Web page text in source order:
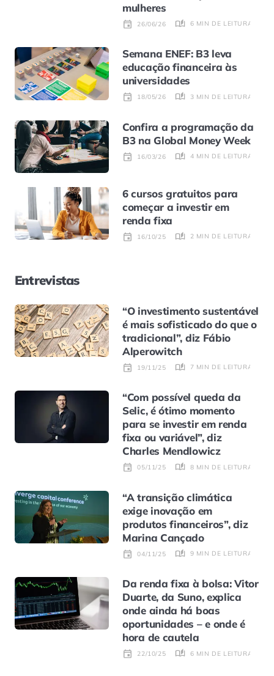
mulheres
26/06/26 6 MIN DE LEITURA
Semana ENEF: B3 leva
educação financeira às
universidades
18/05/26 3 MIN DE LEITURA
Confira a programação da
B3 na Global Money Week
16/03/26 4 MIN DE LEITURA
6 cursos gratuitos para
começar a investir em
renda fixa
16/10/25 2 MIN DE LEITURA
Entrevistas
“O investimento sustentável
é mais sofisticado do que o
tradicional”, diz Fábio
Alperowitch
19/11/25 7 MIN DE LEITURA
“Com possível queda da
Selic, é ótimo momento
para se investir em renda
fixa ou variável”, diz
Charles Mendlowicz
05/11/25 8 MIN DE LEITURA
“A transição climática
exige inovação em
produtos financeiros”, diz
Marina Cançado
04/11/25 9 MIN DE LEITURA
Da renda fixa à bolsa: Vitor
Duarte, da Suno, explica
onde ainda há boas
oportunidades – e onde é
hora de cautela
22/10/25 6 MIN DE LEITURA